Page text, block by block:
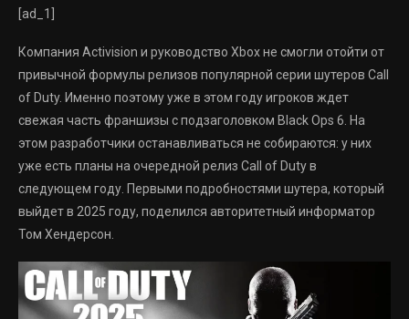
[ad_1]
Компания Activision и руководство Xbox не смогли отойти от
привычной формулы релизов популярной серии шутеров Call
of Duty. Именно поэтому уже в этом году игроков ждет
свежая часть франшизы с подзаголовком Black Ops 6. На
этом разработчики останавливаться не собираются: у них
уже есть планы на очередной релиз Call of Duty в
следующем году. Первыми подробностями шутера, который
выйдет в 2025 году, поделился авторитетный информатор
Том Хендерсон.